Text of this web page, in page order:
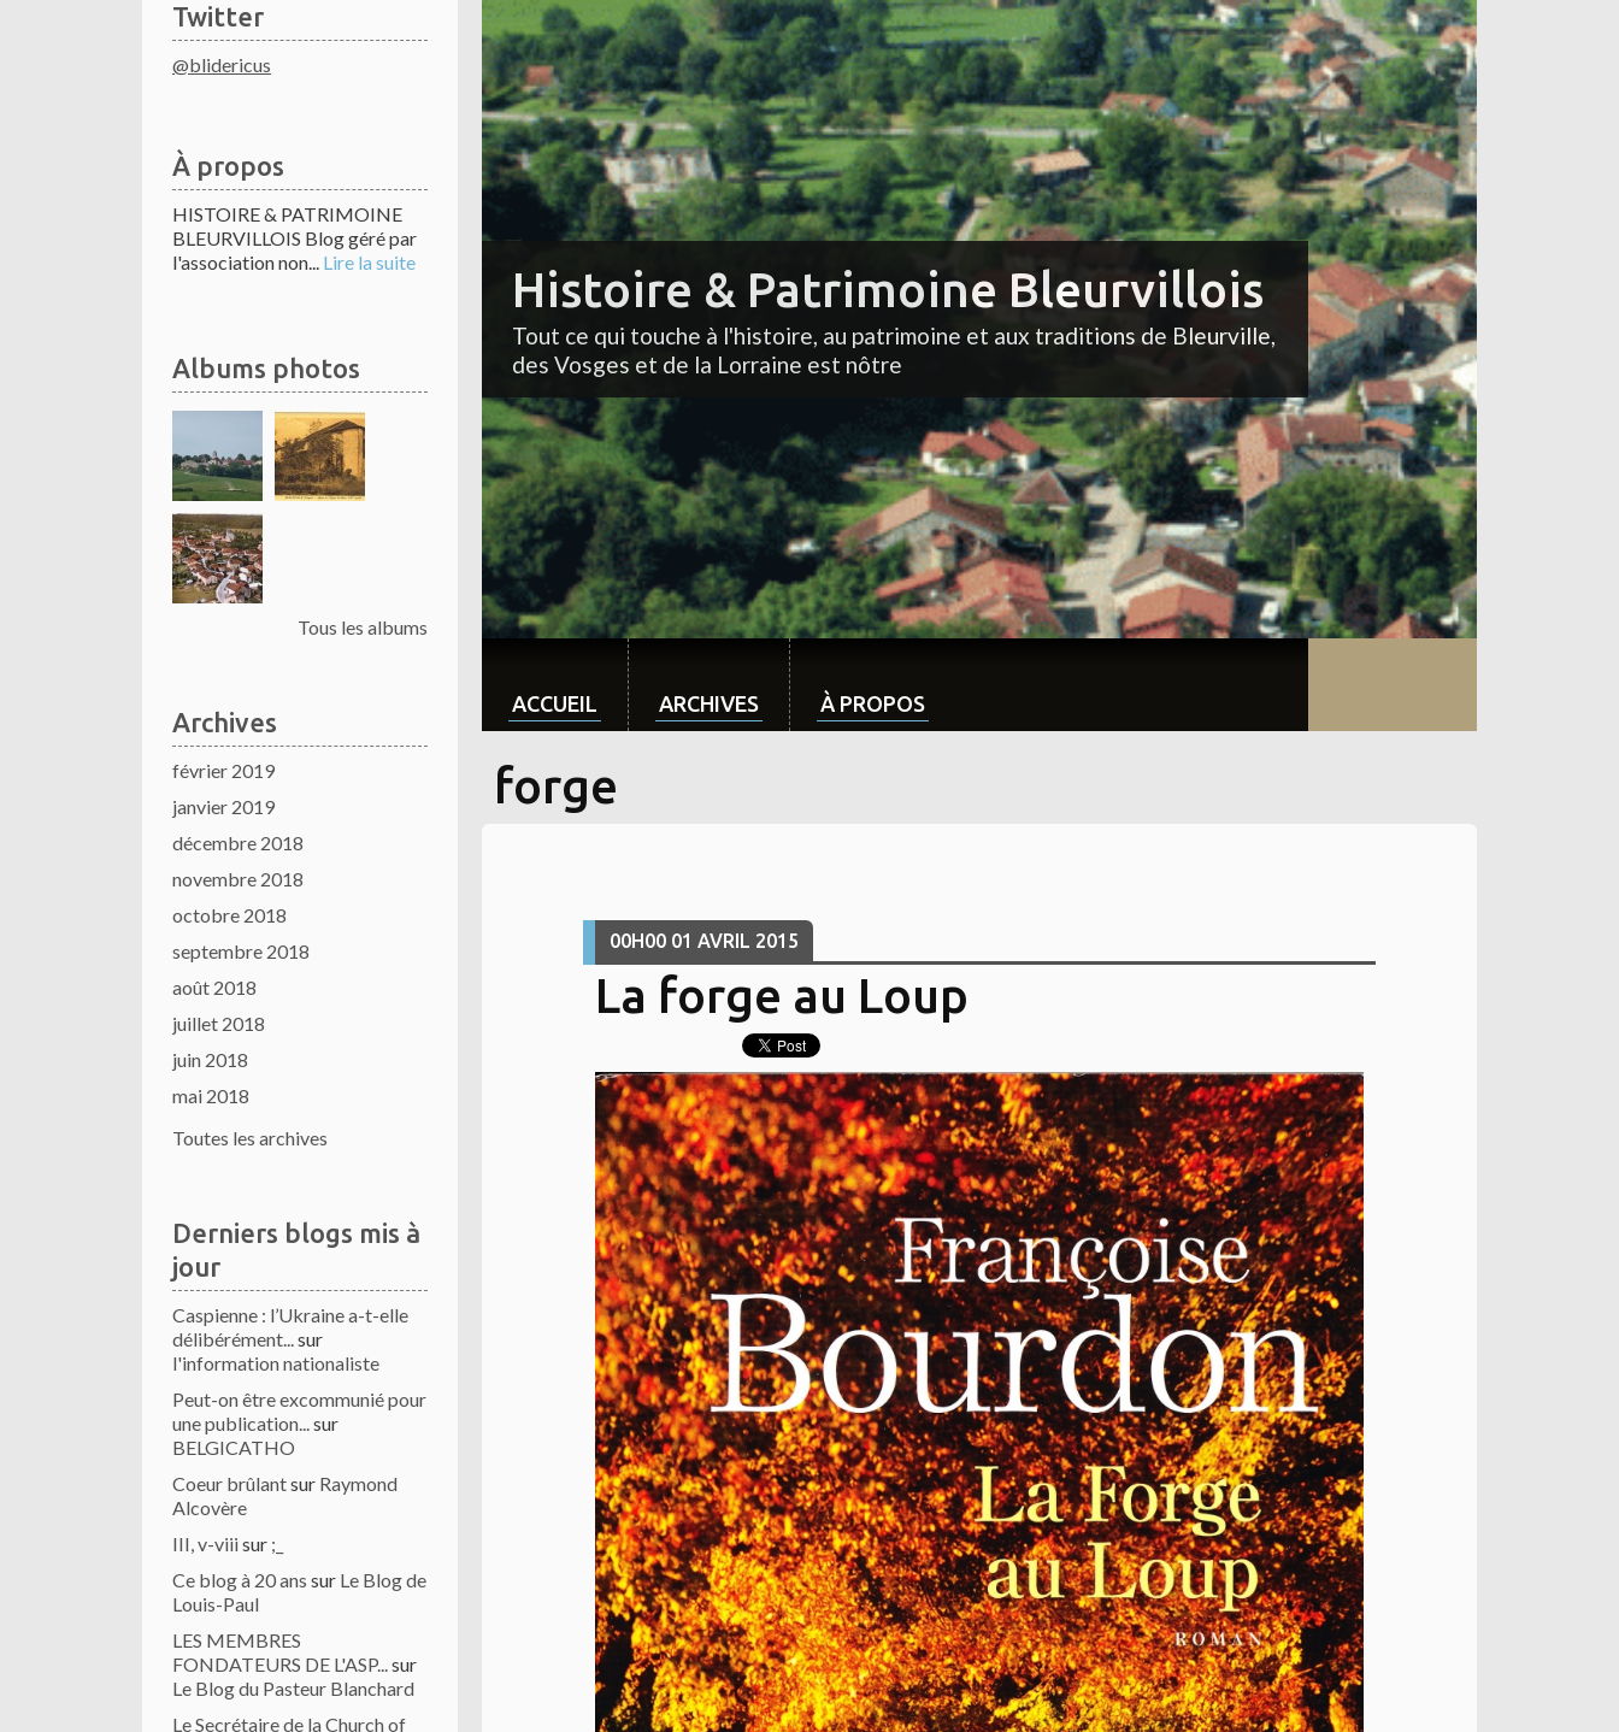
Twitter
@blidericus
À propos
HISTOIRE & PATRIMOINE
BLEURVILLOIS Blog géré par
l'association non... Lire la suite
Albums photos
Tous les albums
Archives
février 2019
janvier 2019
décembre 2018
novembre 2018
octobre 2018
septembre 2018
août 2018
juillet 2018
juin 2018
mai 2018
Toutes les archives
Derniers blogs mis à
jour
Caspienne : l’Ukraine a-t-elle
délibérément...sur
l'information nationaliste
Peut-on être excommunié pour
une publication...sur
BELGICATHO
Coeur brûlantsur Raymond
Alcovère
III, v-viiisur ;_
Ce blog à 20 ans sur Le Blog de
Louis-Paul
LES MEMBRES
FONDATEURS DE L'ASP...sur
Le Blog du Pasteur Blanchard
Le Secrétaire de la Church of
Histoire & Patrimoine Bleurvillois
Tout ce qui touche à l'histoire, au patrimoine et aux traditions de Bleurville,
des Vosges et de la Lorraine est nôtre
ACCUEIL ARCHIVES À PROPOS
forge
00H00 01 AVRIL 2015
La forge au Loup